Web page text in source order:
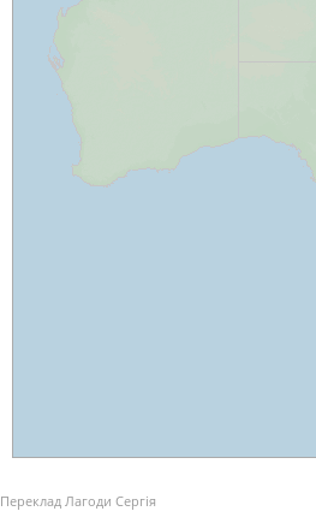
Переклад Лагоди Сергія